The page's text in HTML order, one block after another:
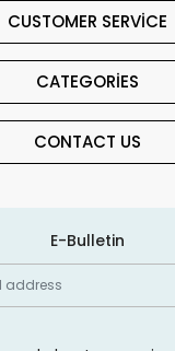
CUSTOMER SERVİCE
CATEGORİES
CONTACT US
E-Bulletin